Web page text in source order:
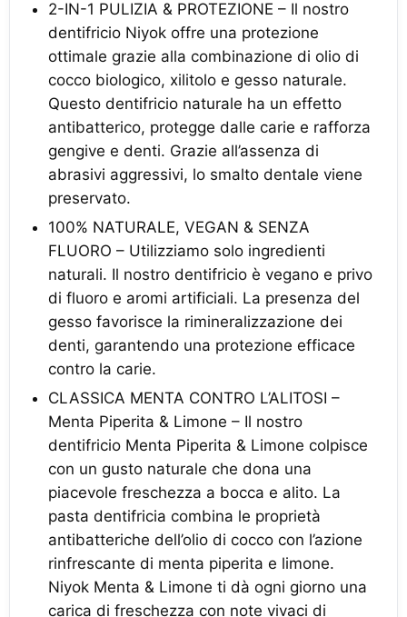
2-IN-1 PULIZIA & PROTEZIONE – Il nostro
dentifricio Niyok offre una protezione
ottimale grazie alla combinazione di olio di
cocco biologico, xilitolo e gesso naturale.
Questo dentifricio naturale ha un effetto
antibatterico, protegge dalle carie e rafforza
gengive e denti. Grazie all’assenza di
abrasivi aggressivi, lo smalto dentale viene
preservato.
100% NATURALE, VEGAN & SENZA
FLUORO – Utilizziamo solo ingredienti
naturali. Il nostro dentifricio è vegano e privo
di fluoro e aromi artificiali. La presenza del
gesso favorisce la rimineralizzazione dei
denti, garantendo una protezione efficace
contro la carie.
CLASSICA MENTA CONTRO L’ALITOSI –
Menta Piperita & Limone – Il nostro
dentifricio Menta Piperita & Limone colpisce
con un gusto naturale che dona una
piacevole freschezza a bocca e alito. La
pasta dentifricia combina le proprietà
antibatteriche dell’olio di cocco con l’azione
rinfrescante di menta piperita e limone.
Niyok Menta & Limone ti dà ogni giorno una
carica di freschezza con note vivaci di